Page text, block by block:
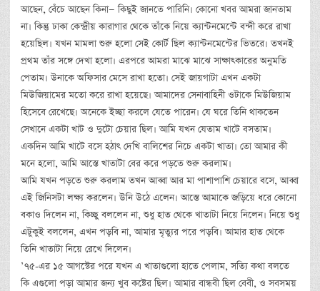
আছেন, বেঁচে আছেন কিনা— কিছুই জানতে পারিনি। কোনো খবর আমরা জানতাম
না। কিন্তু ঢাকা কেন্দ্রীয় কারাগার থেকে তাঁকে নিয়ে ক্যান্টনমেন্টে বন্দী করে রাখা
হয়েছিল। যখন মামলা শুরু হলো সেই কোর্ট ছিল ক্যান্টনমেন্টের ভিতরে। তখনই
প্রথম তাঁর সঙ্গে দেখা হলো। এরপরে আমরা মাঝে মাঝে সাক্ষাৎকারের অনুমতি
পেতাম। উনাকে অফিসার মেসে রাখা হতো। সেই জায়গাটা এখন একটা
মিউজিয়ামের মতো করে রাখা হয়েছে। আমাদের সেনাবাহিনী ওটাকে মিউজিয়াম
হিসেবে রেখেছে। অনেকে ইচ্ছা করলে যেতে পারেন। যে ঘরে তিনি থাকতেন
সেখানে একটা খাট ও দুটো চেয়ার ছিল। আমি যখন যেতাম খাটে বসতাম।
একদিন আমি খাটে বসে হঠাৎ দেখি বালিশের নিচে একটা খাতা। তো আমার কী
মনে হলো, আমি আস্তে খাতাটা বের করে পড়তে শুরু করলাম।
আমি যখন পড়তে শুরু করলাম তখন আব্বা আর মা পাশাপাশি চেয়ারে বসে, আব্বা
এই জিনিসটা লক্ষ্য করলেন। উনি উঠে এলেন। আস্তে আমাকে জড়িয়ে ধরে কোনো
বকাও দিলেন না, কিচ্ছু বললেন না, শুধু হাত থেকে খাতাটা নিয়ে নিলেন। নিয়ে শুধু
এটুকুই বললেন, এখন পড়বি না, আমার মৃত্যুর পরে পড়বি। আমার হাত থেকে
তিনি খাতাটা নিয়ে রেখে দিলেন।
’৭৫-এর ১৫ আগস্টের পরে যখন এ খাতাগুলো হাতে পেলাম, সত্যি কথা বলতে
কি এগুলো পড়া আমার জন্য খুব কষ্টের ছিল। আমার বান্ধবী ছিল বেবী, ও সবসময়